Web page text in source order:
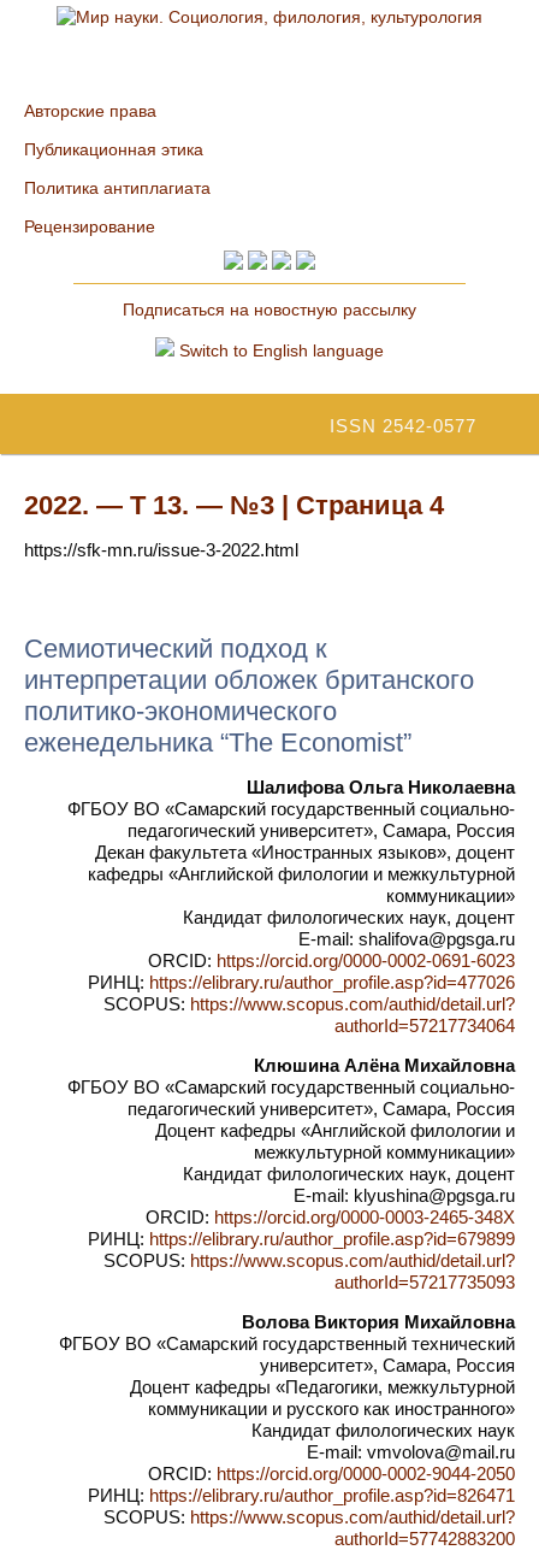
Авторские права
Публикационная этика
Политика антиплагиата
Рецензирование
Подписаться на новостную рассылку
Switch to English language
ISSN 2542-0577
2022. — Т 13. — №3 | Страница 4
https://sfk-mn.ru/issue-3-2022.html
Семиотический подход к
интерпретации обложек британского
политико-экономического
еженедельника “The Economist”
Шалифова Ольга Николаевна
ФГБОУ ВО «Самарский государственный социально-
педагогический университет», Самара, Россия
Декан факультета «Иностранных языков», доцент
кафедры «Английской филологии и межкультурной
коммуникации»
Кандидат филологических наук, доцент
E-mail: shalifova@pgsga.ru
ORCID: https://orcid.org/0000-0002-0691-6023
РИНЦ: https://elibrary.ru/author_profile.asp?id=477026
SCOPUS: https://www.scopus.com/authid/detail.url?
authorId=57217734064
Клюшина Алёна Михайловна
ФГБОУ ВО «Самарский государственный социально-
педагогический университет», Самара, Россия
Доцент кафедры «Английской филологии и
межкультурной коммуникации»
Кандидат филологических наук, доцент
E-mail: klyushina@pgsga.ru
ORCID: https://orcid.org/0000-0003-2465-348X
РИНЦ: https://elibrary.ru/author_profile.asp?id=679899
SCOPUS: https://www.scopus.com/authid/detail.url?
authorId=57217735093
Волова Виктория Михайловна
ФГБОУ ВО «Самарский государственный технический
университет», Самара, Россия
Доцент кафедры «Педагогики, межкультурной
коммуникации и русского как иностранного»
Кандидат филологических наук
E-mail: vmvolova@mail.ru
ORCID: https://orcid.org/0000-0002-9044-2050
РИНЦ: https://elibrary.ru/author_profile.asp?id=826471
SCOPUS: https://www.scopus.com/authid/detail.url?
authorId=57742883200